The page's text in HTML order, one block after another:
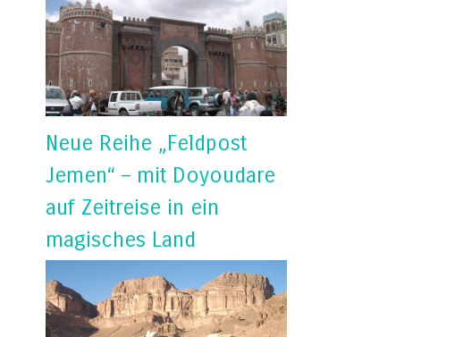
Neue Reihe „Feldpost
Jemen“ – mit Doyoudare
auf Zeitreise in ein
magisches Land